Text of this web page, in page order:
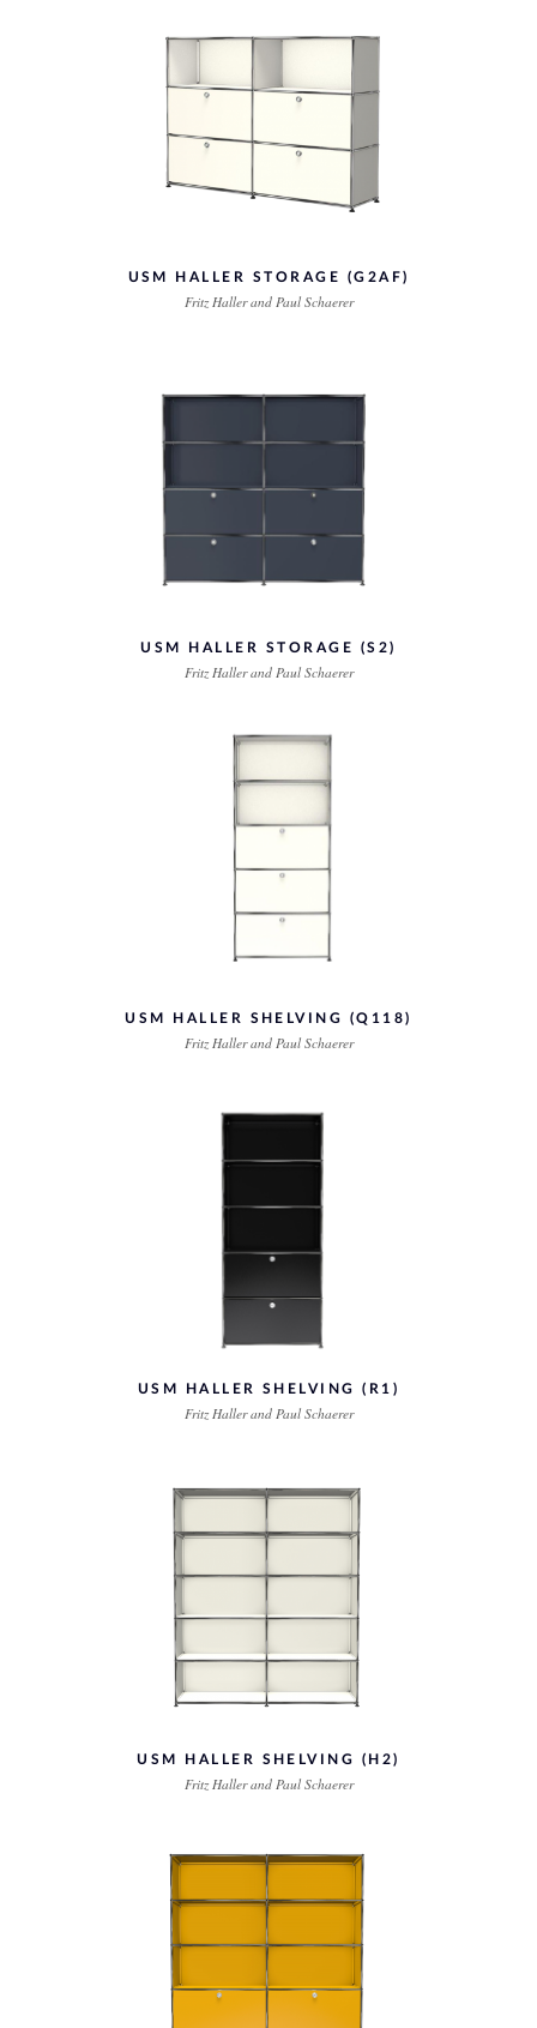
USM HALLER STORAGE (G2AF)
Fritz Haller and Paul Schaerer
USM HALLER STORAGE (S2)
Fritz Haller and Paul Schaerer
USM HALLER SHELVING (Q118)
Fritz Haller and Paul Schaerer
USM HALLER SHELVING (R1)
Fritz Haller and Paul Schaerer
USM HALLER SHELVING (H2)
Fritz Haller and Paul Schaerer